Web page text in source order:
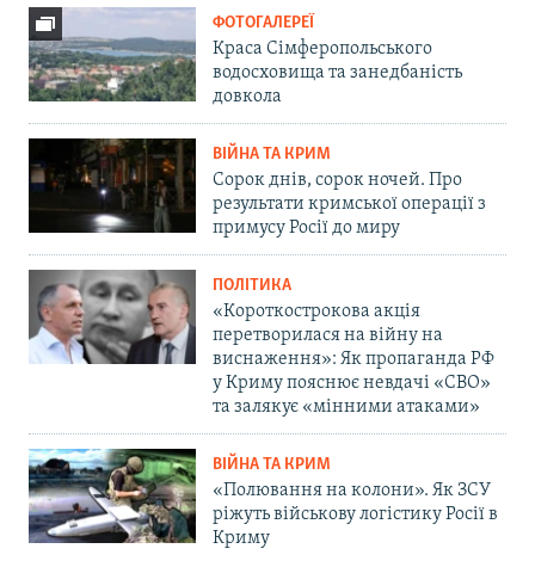
ФОТОГАЛЕРЕЇ
Краса Сімферопольського
водосховища та занедбаність
довкола
ВІЙНА ТА КРИМ
Сорок днів, сорок ночей. Про
результати кримської операції з
примусу Росії до миру
ПОЛІТИКА
«Короткострокова акція
перетворилася на війну на
виснаження»: Як пропаганда РФ
у Криму пояснює невдачі «СВО»
та залякує «мінними атаками»
ВІЙНА ТА КРИМ
«Полювання на колони». Як ЗСУ
ріжуть військову логістику Росії в
Криму